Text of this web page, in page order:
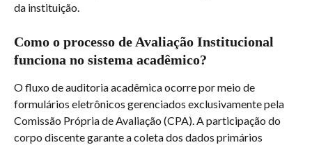
da instituição.
Como o processo de Avaliação Institucional
funciona no sistema acadêmico?
O fluxo de auditoria acadêmica ocorre por meio de
formulários eletrônicos gerenciados exclusivamente pela
Comissão Própria de Avaliação (CPA). A participação do
corpo discente garante a coleta dos dados primários